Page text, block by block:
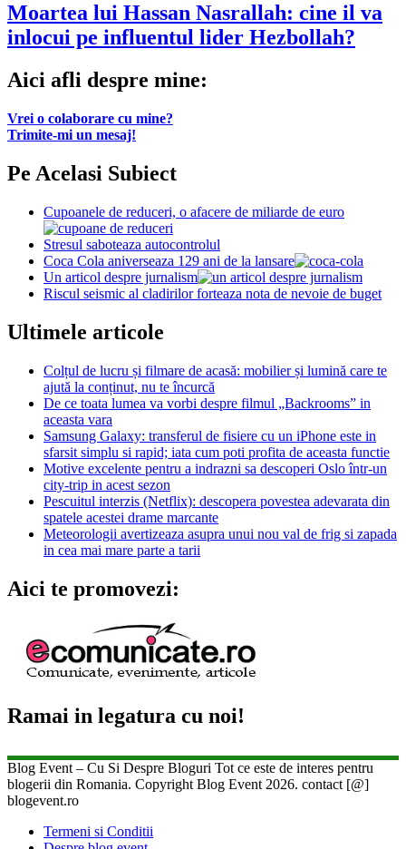
Moartea lui Hassan Nasrallah: cine il va
inlocui pe influentul lider Hezbollah?
Aici afli despre mine:
Vrei o colaborare cu mine?
Trimite-mi un mesaj!
Pe Acelasi Subiect
Cupoanele de reduceri, o afacere de miliarde de euro
Stresul saboteaza autocontrolul
Coca Cola aniverseaza 129 ani de la lansare
Un articol despre jurnalism
Riscul seismic al cladirilor forteaza nota de nevoie de buget
Ultimele articole
Colțul de lucru și filmare de acasă: mobilier și lumină care te
ajută la conținut, nu te încurcă
De ce toata lumea va vorbi despre filmul „Backrooms” in
aceasta vara
Samsung Galaxy: transferul de fisiere cu un iPhone este in
sfarsit simplu si rapid; iata cum poti profita de aceasta functie
Motive excelente pentru a indrazni sa descoperi Oslo într-un
city-trip in acest sezon
Pescuitul interzis (Netflix): descopera povestea adevarata din
spatele acestei drame marcante
Meteorologii avertizeaza asupra unui nou val de frig si zapada
in cea mai mare parte a tarii
Aici te promovezi:
Ramai in legatura cu noi!
Blog Event – Cu Si Despre Bloguri Tot ce este de interes pentru
blogerii din Romania. Copyright Blog Event 2026. contact [@]
blogevent.ro
Termeni si Conditii